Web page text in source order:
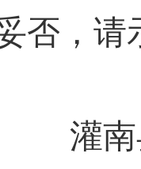
否 ， 请
灌